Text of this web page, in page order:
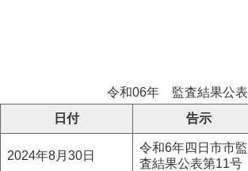
令和06年 監査結果公表
日付
告示
2024年8月30日
令和6年四日市市監
査結果公表第11号